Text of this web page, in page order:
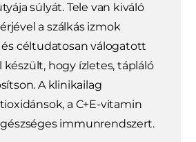
súlyát. Tele van kiváló
a szálkás izmok
céltudatosan válogatott
hogy ízletes, tápláló
A klinikailag
a C+E-vitamin
immunrendszert.